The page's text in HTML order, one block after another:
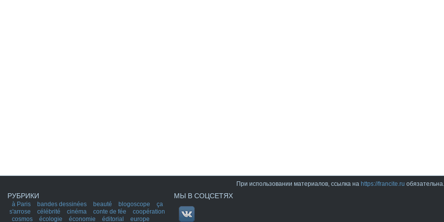
При использовании материалов, ссылка на https://francite.ru обязательна.
РУБРИКИ
à Paris bandes dessinées beauté blogoscope
ça
s'arrose
célébrité cinéma conte de fée
coopération
cosmos
écologie économie éditorial europe
МЫ В СОЦСЕТЯХ